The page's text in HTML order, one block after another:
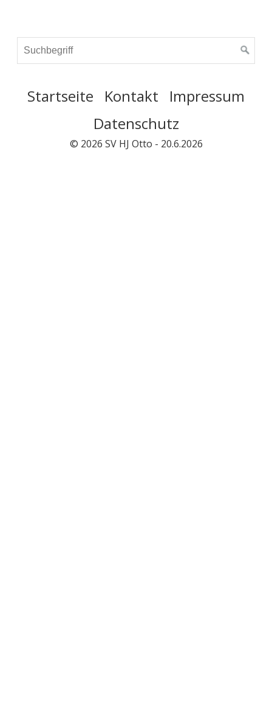
Startseite Kontakt
Impressum
Datenschutz
© 2026 SV HJ Otto - 20.6.2026